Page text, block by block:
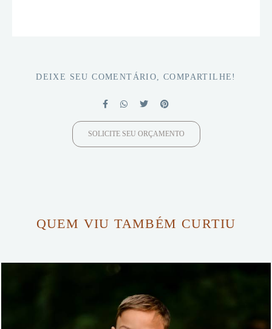
DEIXE SEU COMENTÁRIO, COMPARTILHE!
SOLICITE SEU ORÇAMENTO
QUEM VIU TAMBÉM CURTIU